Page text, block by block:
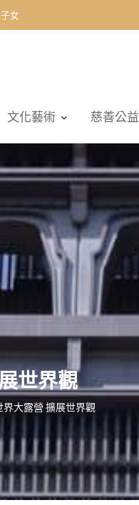
女
文化藝術 慈善公益
世界觀
大露營 擴展世界觀